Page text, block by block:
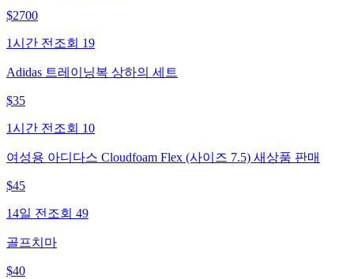
$2700
1시간 전 조회 19
Adidas 트레이닝복 상하의 세트
$35
1시간 전 조회 10
여성용 아디다스 Cloudfoam Flex (사이즈 7.5) 새상품 판매
$45
14일 전 조회 49
골프치마
$40